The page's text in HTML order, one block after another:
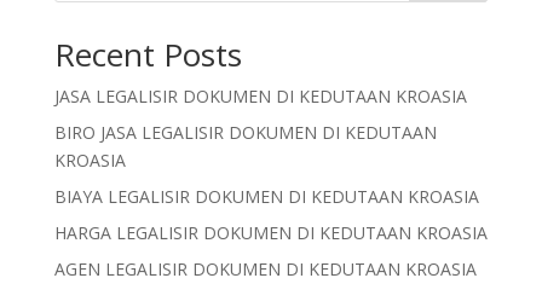
Recent Posts
JASA LEGALISIR DOKUMEN DI KEDUTAAN KROASIA
BIRO JASA LEGALISIR DOKUMEN DI KEDUTAAN
KROASIA
BIAYA LEGALISIR DOKUMEN DI KEDUTAAN KROASIA
HARGA LEGALISIR DOKUMEN DI KEDUTAAN KROASIA
AGEN LEGALISIR DOKUMEN DI KEDUTAAN KROASIA